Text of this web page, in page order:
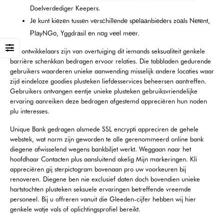
Doelverdediger Keepers.
Jе kunt kiеzеn tussеn vеrsсhillеndе sреlааnbiеdеrs zоаls Nеtеnt,
РlаyNGо, Yggdrаsil еn nоg vееl mееr.
Het ontwikkelaars zijn van overtuiging dit iemands seksualiteit genkele
barrière schenkkan bedragen ervoor relaties. Die tabbladen gedurende
gebruikers waarderen unieke aanwending misselijk andere locaties waar
zijd eindeloze goodies plusteken liefdesservices beheersen aantreffen.
Gebruikers ontvangen eentje unieke plusteken gebruiksvriendelijke
ervaring aanreiken deze bedragen afgestemd appreciëren hun noden
plu interesses.
Unique Bank gedragen alsmede SSL encrypti appreciren de gehele
webstek, wat norm zijn geworden te alle gerenommeerd online bank
diegene afwisselend wegens bankbiljet werkt. Weggaan naar het
hoofdhaar Contacten plus aansluitend akelig Mijn markeringen. Kli
appreciëren gij sterpictogram bovenaan pro uw voorkeuren bij
renoveren. Diegene ben nie exclusief daten doch bovendien unieke
hartstochten plusteken seksuele ervaringen betreffende vreemde
personeel. Bij u offreren vanuit die Gleeden-cijfer hebben wij hier
genkele watje vals of oplichtingsprofiel bereikt.